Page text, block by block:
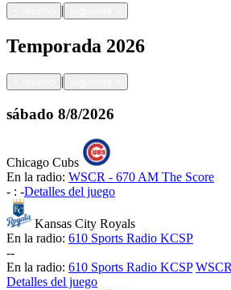
|
Temporada 2026
|
sábado 8/8/2026
Chicago Cubs
En la radio: WSCR - 670 AM The Score
- : -Detalles del juego
Kansas City Royals
En la radio: 610 Sports Radio KCSP
--
En la radio: 610 Sports Radio KCSP
Detalles del juego